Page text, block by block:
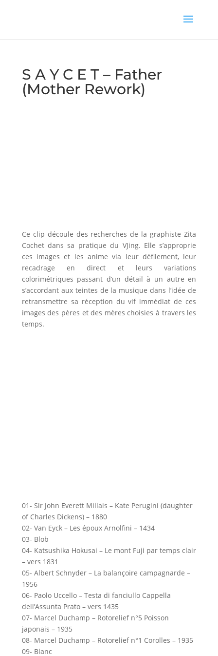
S A Y C E T – Father
(Mother Rework)
Ce clip découle des recherches de la graphiste Zita
Cochet dans sa pratique du VJing. Elle s’approprie
ces images et les anime via leur défilement, leur
recadrage en direct et leurs variations
colorimétriques passant d’un détail à un autre en
s’accordant aux teintes de la musique dans l’idée de
retransmettre sa réception du vif immédiat de ces
images des pères et des mères choisies à travers les
temps.
01- Sir John Everett Millais – Kate Perugini (daughter
of Charles Dickens) – 1880
02- Van Eyck – Les époux Arnolfini – 1434
03- Blob
04- Katsushika Hokusai – Le mont Fuji par temps clair
– vers 1831
05- Albert Schnyder – La balançoire campagnarde –
1956
06- Paolo Uccello – Testa di fanciullo Cappella
dell’Assunta Prato – vers 1435
07- Marcel Duchamp – Rotorelief n°5 Poisson
japonais – 1935
08- Marcel Duchamp – Rotorelief n°1 Corolles – 1935
09- Blanc